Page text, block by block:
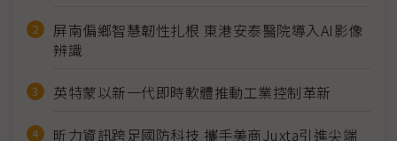
屏南偏鄉智慧韌性扎根 東港安泰醫院導入AI影像
辨識
英特蒙以新一代即時軟體推動工業控制革新
昕力資訊跨足國防科技 攜手美商Juxta引進尖端